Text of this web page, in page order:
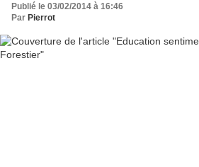
Publié le 03/02/2014 à 16:46
Par Pierrot